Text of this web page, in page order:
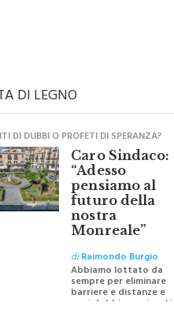
DI LEGNO
DI DUBBI O PROFETI DI SPERANZA?
Caro Sindaco:
“Adesso
pensiamo al
futuro della
nostra
Monreale”
diRaimondo Burgio
Abbiamo lottato da
sempre per eliminare
barriere e distanze e
oggi dobbiamo ripartire